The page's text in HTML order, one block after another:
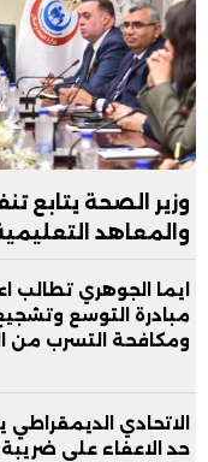
وزير الصحة يتابع
والمعاهد
ايما الجوهري تطالب
مبادرة التوسع
ومكافحة التسرب من
الاتحادي
حد الاعفاء علي